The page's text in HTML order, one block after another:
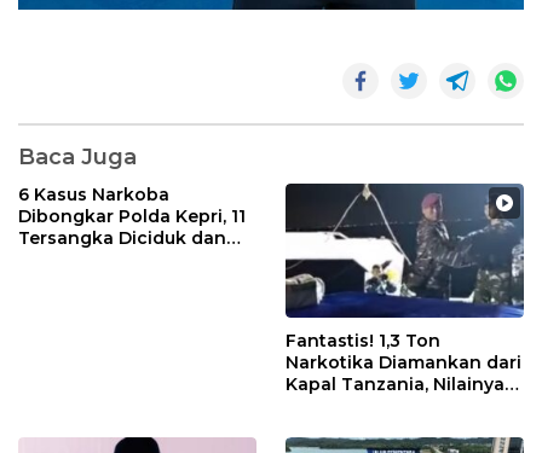
Baca Juga
6 Kasus Narkoba
Dibongkar Polda Kepri, 11
Tersangka Diciduk dan
Fantastis! 1,3 Ton
Narkotika Diamankan dari
Kapal Tanzania, Nilainya